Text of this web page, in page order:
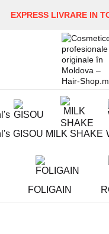
EXPRESS LIVRARE IN
GISOU MILK SHAKE
FOLIGAIN